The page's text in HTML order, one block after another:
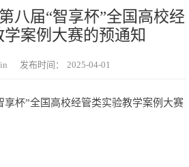
八届“智享杯”全国高校经
案例大赛的预通知
发布时间： 2025-04-01
享杯”全国高校经管类实验教学案例大赛